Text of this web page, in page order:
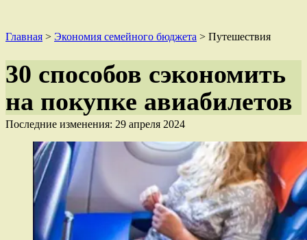
Главная > Экономия семейного бюджета > Путешествия
30 способов сэкономить
на покупке авиабилетов
Последние изменения: 29 апреля 2024